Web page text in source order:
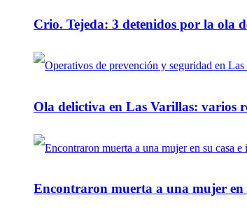
Crio. Tejeda: 3 detenidos por la ola
Ola delictiva en Las Varillas: varios
Encontraron muerta a una mujer